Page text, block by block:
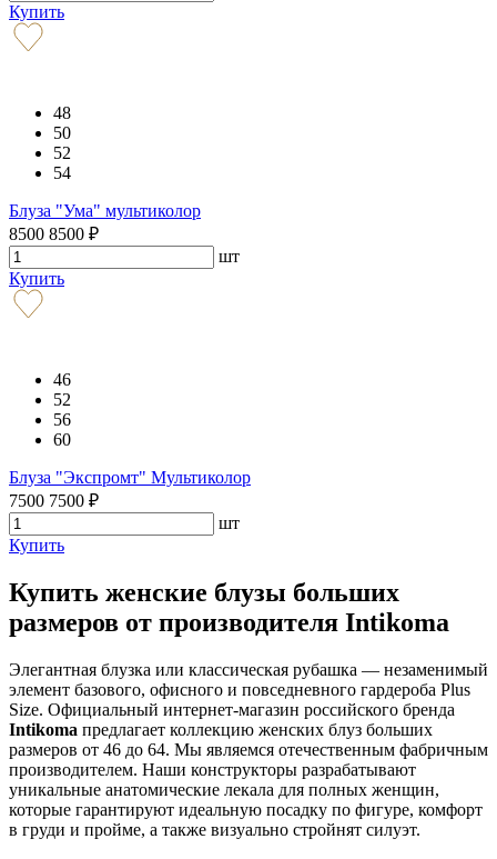
Купить
48
50
52
54
Блуза "Ума" мультиколор
8500 8500 ₽
шт
Купить
46
52
56
60
Блуза "Экспромт" Мультиколор
7500 7500 ₽
шт
Купить
Купить женские блузы больших
размеров от производителя Intikoma
Элегантная блузка или классическая рубашка — незаменимый
элемент базового, офисного и повседневного гардероба Plus
Size. Официальный интернет-магазин российского бренда
Intikoma предлагает коллекцию женских блуз больших
размеров от 46 до 64. Мы являемся отечественным фабричным
производителем. Наши конструкторы разрабатывают
уникальные анатомические лекала для полных женщин,
которые гарантируют идеальную посадку по фигуре, комфорт
в груди и пройме, а также визуально стройнят силуэт.